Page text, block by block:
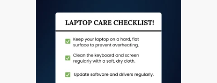
Réparation d’écran fissuré
pour Apple MacBook à
Dundee – modèles Pro,